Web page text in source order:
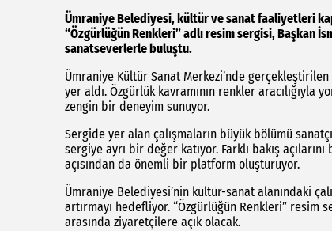
Ümraniye Belediyesi, kültür ve sanat faaliyetleri
“Özgürlüğün Renkleri” adlı resim sergisi, Başkan
sanatseverlerle buluştu.
Ümraniye Kültür Sanat Merkezi’nde
yer aldı. Özgürlük kavramının renkler aracılığıyla
zengin bir deneyim sunuyor.
Sergide yer alan çalışmaların büyük bölümü
sergiye ayrı bir değer katıyor. Farklı bakış
açısından da önemli bir platform oluşturuyor.
Ümraniye Belediyesi’nin kültür-sanat alanındaki
artırmayı hedefliyor. “Özgürlüğün Renkleri” resim
arasında ziyaretçilere açık olacak.